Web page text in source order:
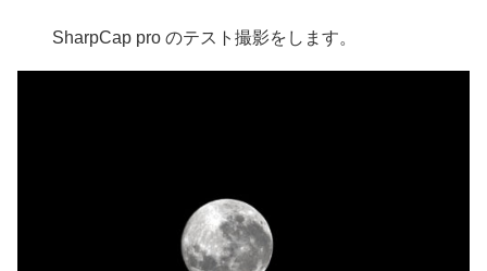
SharpCap pro のテスト撮影をします。